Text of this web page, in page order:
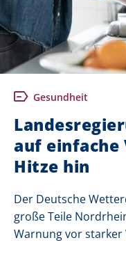
Gesundheit
auf einfache
Hitze hin
Der Deutsche
große Teile
Warnung vor starker